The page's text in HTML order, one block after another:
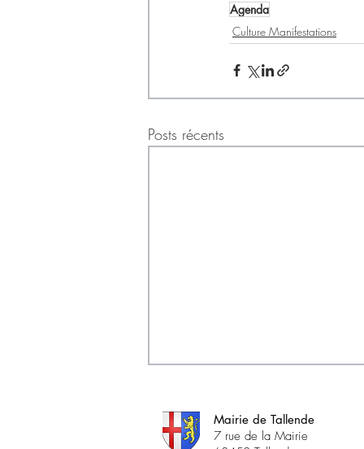
Agenda
Culture Manifestations
Posts récents
Mairie de Tallende
7 rue de la Mairie